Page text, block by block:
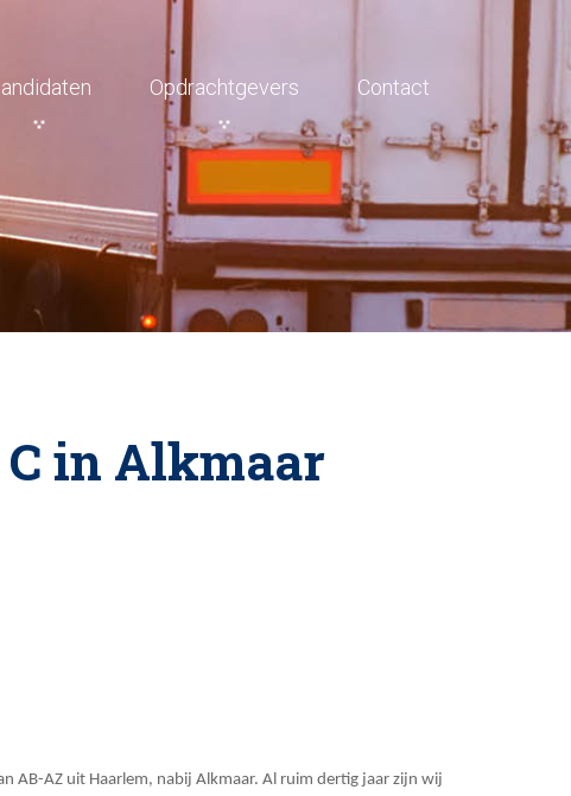
Opdrachtgevers Contact
in Alkmaar
AB-AZ uit Haarlem, nabij Alkmaar. Al ruim dertig jaar zijn wij